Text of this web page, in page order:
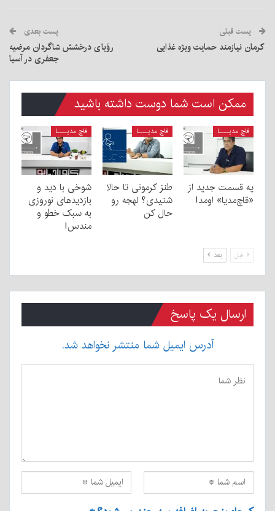
پست قبلی
کرمان نیازمند حمایت ویژه غذایی
پست بعدی
رؤیای درخشش شاگردان مرضیه
جعفری در آسیا
ممکن است شما دوست داشته باشید
قاچ مدیــــا
یه قسمت جدید از
«قاچ‌مدیا» اومد!
قاچ مدیــــا
طنز کرمونی تا حالا
شنیدی؟ لهجه رو
حال کن
قاچ مدیــــا
شوخی با دید و
بازدیدهای نوروزی
به سبک خطو و
مندس!
قبل بعد
ارسال یک پاسخ
آدرس ایمیل شما منتشر نخواهد شد.